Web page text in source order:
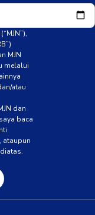
MJN
melalui
atau
dan
baca
ataupun